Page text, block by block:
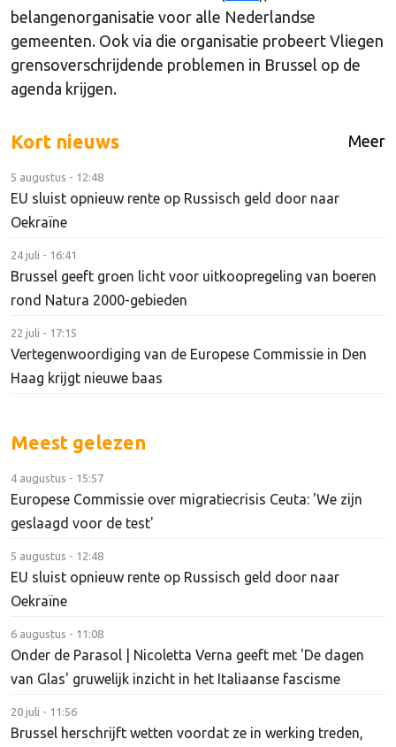
belangenorganisatie voor alle Nederlandse
gemeenten. Ook via die organisatie probeert Vliegen
grensoverschrijdende problemen in Brussel op de
agenda krijgen.
Kort nieuws Meer
5 augustus - 12:48
EU sluist opnieuw rente op Russisch geld door naar
Oekraïne
24 juli - 16:41
Brussel geeft groen licht voor uitkoopregeling van boeren
rond Natura 2000-gebieden
22 juli - 17:15
Vertegenwoordiging van de Europese Commissie in Den
Haag krijgt nieuwe baas
Meest gelezen
4 augustus - 15:57
Europese Commissie over migratiecrisis Ceuta: 'We zijn
geslaagd voor de test'
5 augustus - 12:48
EU sluist opnieuw rente op Russisch geld door naar
Oekraïne
6 augustus - 11:08
Onder de Parasol | Nicoletta Verna geeft met 'De dagen
van Glas' gruwelijk inzicht in het Italiaanse fascisme
20 juli - 11:56
Brussel herschrijft wetten voordat ze in werking treden,